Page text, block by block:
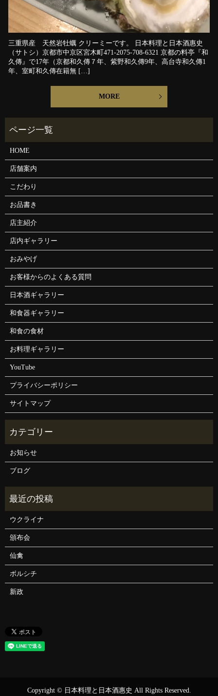
三重県産 天然岩牡蠣 クリーミーです。 日本料理と日本酒惠史
（サトシ）京都市中京区宮木町471-2075-708-6321 京都の料亭『和
久傳』で17年（京都和久傳７年、紫野和久傳9年、高台寺和久傳1
年、室町和久傳在籍無 […]
MORE
HOME
店舗案内
こだわり
お品書き
店主紹介
店内ギャラリー
おみやげ
お客様からのよくある質問
日本酒ギャラリー
和食器ギャラリー
和食の食材
お料理ギャラリー
YouTube
プライバシーポリシー
サイトマップ
お知らせ
ブログ
ウクライナ
頒布会
仙禽
ボルシチ
新政
Copyright © 日本料理と日本酒惠史 All Rights Reserved.